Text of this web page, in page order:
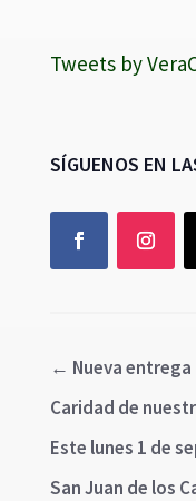
Tweets by
SÍGUENOS EN
← Nueva
Caridad de
Este lunes 1 de
San Juan de los